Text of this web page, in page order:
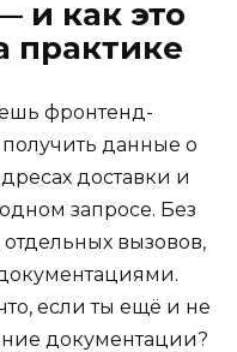
и как это
практике
фронтенд-
данные о
доставки и
запросе. Без
вызовов,
если ты ещё и не
документации?